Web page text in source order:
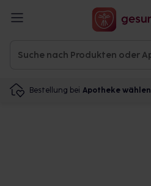
Bestellung bei Apotheke wählen